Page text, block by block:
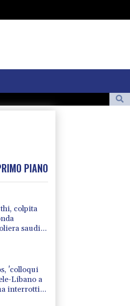
PIANO
colpita
saudita
'colloqui
Libano a
interrotti